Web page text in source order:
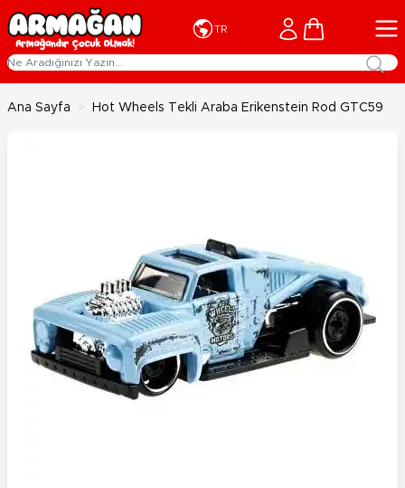
İçeriğe geç
TR Cart
Ana Sayfa > Hot Wheels Tekli Araba Erikenstein Rod GTC59